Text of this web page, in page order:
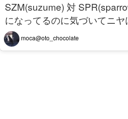
SZM(suzume) 対
になってるのに気づいてニ
moca@oto_chocolate